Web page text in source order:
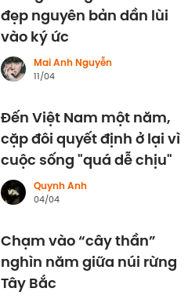
đẹp nguyên bản dần lùi
vào ký ức
Mai Anh Nguyễn
11/04
Đến Việt Nam một năm,
cặp đôi quyết định ở lại vì
cuộc sống "quá dễ chịu"
Quynh Anh
04/04
Chạm vào “cây thần”
nghìn năm giữa núi rừng
Tây Bắc